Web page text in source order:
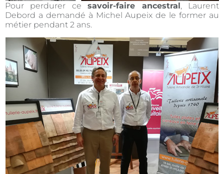
Pour perdurer cesavoir-faire ancestral, Laurent
Debord a demandé à Michel Aupeix de le former au
métier pendant 2 ans.